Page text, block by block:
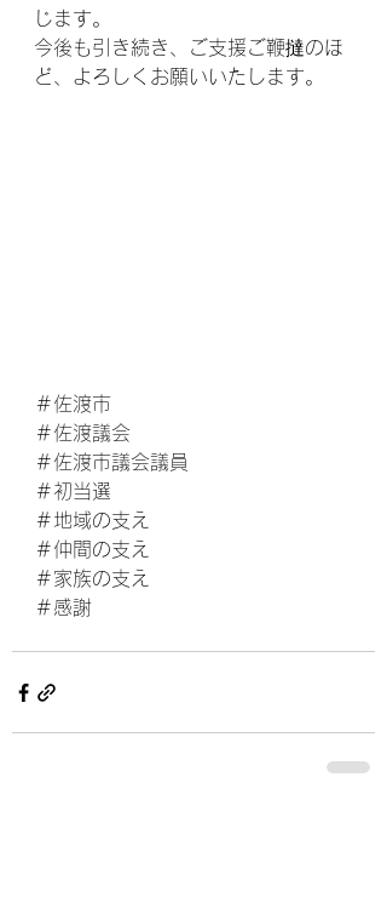
じます。
今後も引き続き、ご支援ご鞭撻のほ
ど、よろしくお願いいたします。
＃佐渡市
＃佐渡議会
＃佐渡市議会議員
＃初当選
＃地域の支え
＃仲間の支え
＃家族の支え
＃感謝